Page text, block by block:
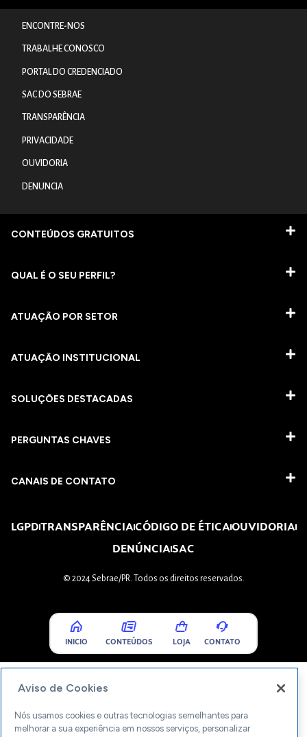
ENCONTRE-NOS
TRABALHE CONOSCO
PORTAL DO CREDENCIADO
SAC DO SEBRAE
TRANSPARÊNCIA
PRIVACIDADE
OUVIDORIA
DENUNCIA
CONTEÚDOS GRATUITOS
QUAL É O SEU PERFIL?
ATUAÇÃO POR SETOR
ATUAÇÃO INSTITUCIONAL
SOLUÇÕES DESTACADAS
PERGUNTAS CHAVES​
CANAIS DE CONTATO
LGPDTRANSPARÊNCIACÓDIGO DE ÉTICAOUVIDORIA
DENÚNCIASAC
© 2024 Sebrae/PR. Todos os direitos reservados.
INICIO CONTEÚDOS LOJA CONTATO
Aviso de Cookies
Nós usamos cookies e outras tecnologias semelhantes para
melhorar a sua experiência em nossos serviços, personalizar